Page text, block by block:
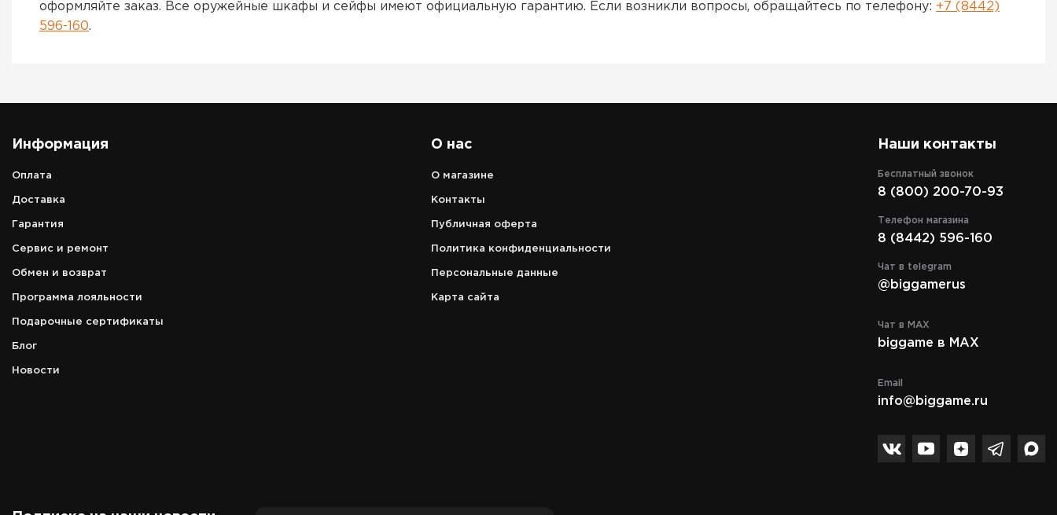
оформляйте заказ. Все оружейные шкафы и сейфы имеют официальную гарантию. Если возникли вопросы, обращайтесь по телефону: +7 (8442)
596-160.
Информация
Оплата
Доставка
Гарантия
Сервис и ремонт
Обмен и возврат
Программа лояльности
Подарочные сертификаты
Блог
Новости
О нас
О магазине
Контакты
Публичная оферта
Политика конфиденциальности
Персональные данные
Карта сайта
Наши контакты
Бесплатный звонок
8 (800) 200-70-93
Телефон магазина
8 (8442) 596-160
Чат в telegram
@biggamerus
Чат в MAX
biggame в MAX
Email
info@biggame.ru